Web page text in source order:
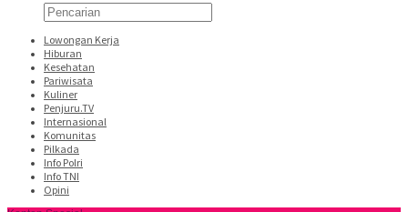
Lowongan Kerja
Hiburan
Kesehatan
Pariwisata
Kuliner
Penjuru.TV
Internasional
Komunitas
Pilkada
Info Polri
Info TNI
Opini